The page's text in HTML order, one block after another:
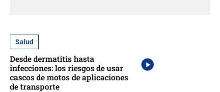
Salud
Desde dermatitis hasta
infecciones: los riesgos de usar
cascos de motos de aplicaciones
de transporte